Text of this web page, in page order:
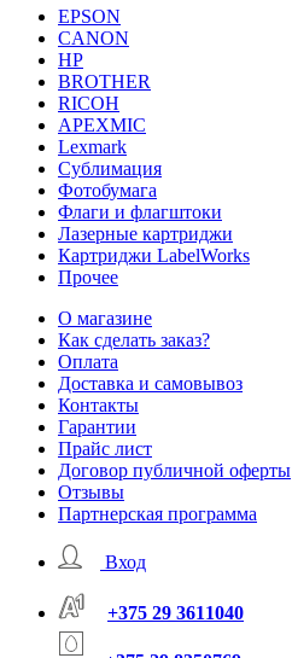
EPSON
CANON
HP
BROTHER
RICOH
APEXMIC
Lexmark
Сублимация
Фотобумага
Флаги и флагштоки
Лазерные картриджи
Картриджи LabelWorks
Прочее
О магазине
Как сделать заказ?
Оплата
Доставка и самовывоз
Контакты
Гарантии
Прайс лист
Договор публичной оферты
Отзывы
Партнерская программа
Вход
+375 29 3611040